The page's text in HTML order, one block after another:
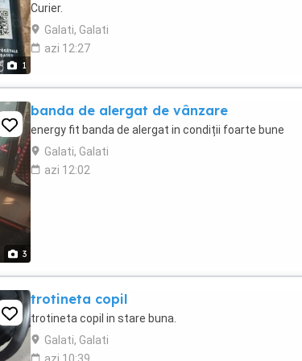
1
Curier.
Galati, Galati
azi 12:27
3
banda de alergat de vânzare
energy fit banda de alergat in condiții foarte bune
Galati, Galati
azi 12:02
trotineta copil
trotineta copil in stare buna.
Galati, Galati